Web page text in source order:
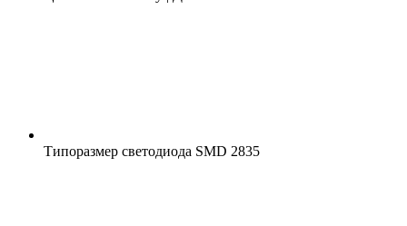
Типоразмер светодиода SMD 2835